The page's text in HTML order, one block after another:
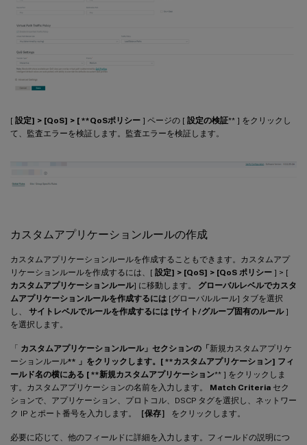
[ 設定] > [QoS] > [ **QoSポリシー ] ページの [ 設定の検証** ] をクリックし
て、監査エラーを検証します。監査エラーを検証します。
カスタムアプリケーションルールの作成
カスタムアプリケーションルールを作成することもできます。カスタムアプ
リケーションルールを作成するには、[ 設定] > [QoS] > [QoS ポリシー ] > [
カスタムアプリケーションルール] に移動します。 グローバルレベルでカスタ
ムアプリケーションルールを作成するには [グローバルルール] タブを選択
し、 サイトレベルでルールを作成するには [サイト/グループ固有のルール]
を選択します。
「 カスタムアプリケーションルール」セクションの「 新規カスタムアプリケ
ーションルール** 」をクリックします。[ **カスタムアプリケーション] フィ
ールド名の横にある [ **新規カスタムアプリケーション** ] をクリックしま
す。カスタムアプリケーションの名前を入力します。 Match Criteria セク
ションで、アプリケーション、プロトコル、DSCP タグを選択し、ネットワー
ク IP とポート番号を入力します。
［保存］ をクリックします。
必要に応じて、他のフィールドに詳細を入力します。フィールドの説明につ